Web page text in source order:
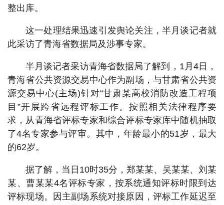
整出库。
这一处理结果迅速引发舆论关注，半月谈记者就
此采访了青海省数据局及涉事专家。
半月谈记者采访青海省数据局了解到，1月4日，
青海省公共资源交易中心作为副场，与甘肃省公共资
源交易中心(主场)针对“甘肃某高校消防改造工程项
目”开展跨省远程评标工作。按照相关法律程序要
求，从青海省评标专家和综合评标专家库中随机抽取
了4名专家参与评审。其中，年龄最小的51岁，最大
的62岁。
据了解，当日10时35分，郑某某、吴某某、刘某
某、曹某某4名评标专家，按系统通知评标时限到达
评标现场。因主副场系统对接原因，评标工作延迟至